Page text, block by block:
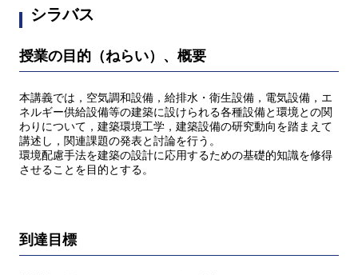
シラバス
授業の目的（ねらい）、概要
本講義では，空気調和設備，給排水・衛生設備，電気設備，エ
ネルギー供給設備等の建築に設けられる各種設備と環境との関
わりについて，建築環境工学，建築設備の研究動向を踏まえて
講述し，関連課題の発表と討論を行う。
環境配慮手法を建築の設計に応用するための基礎的知識を修得
させることを目的とする。
到達目標